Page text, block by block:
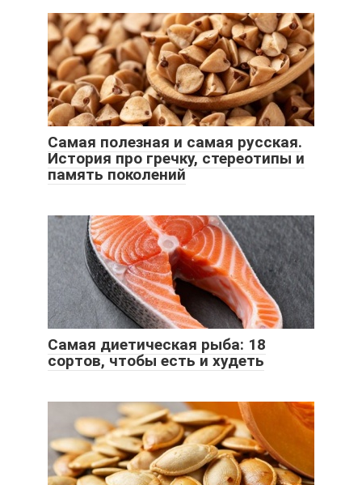
Самая полезная и самая русская.
История про гречку, стереотипы и
память поколений
Самая диетическая рыба: 18
сортов, чтобы есть и худеть